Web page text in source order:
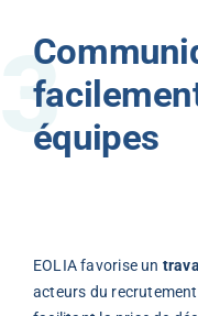
équipes
EOLIA favorise un
acteurs du